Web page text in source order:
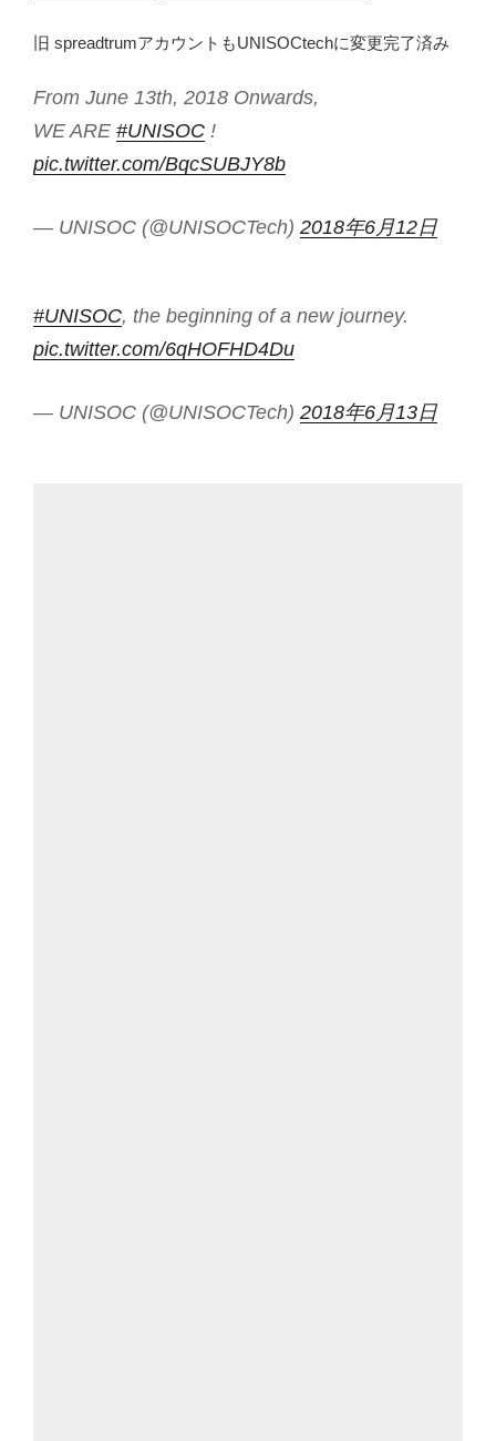
旧 spreadtrumアカウントもUNISOCtechに変更完了済み
From June 13th, 2018 Onwards,
WE ARE #UNISOC !
pic.twitter.com/BqcSUBJY8b
— UNISOC (@UNISOCTech) 2018年6月12日
#UNISOC, the beginning of a new journey.
pic.twitter.com/6qHOFHD4Du
— UNISOC (@UNISOCTech) 2018年6月13日